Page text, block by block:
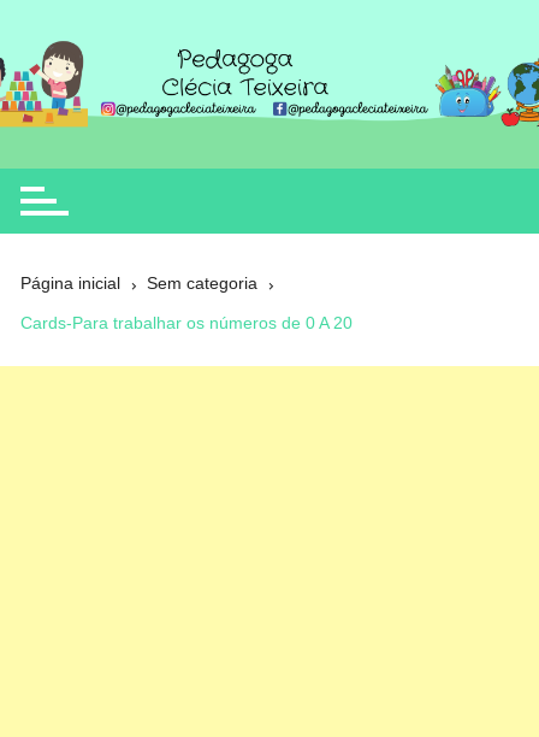
o
conteúdo
Clécia Teixeira
educação
Página inicial Sem categoria
Cards-Para trabalhar os números de 0 A 20